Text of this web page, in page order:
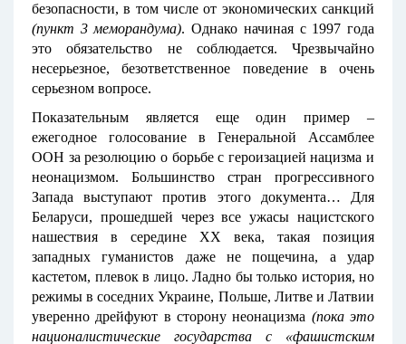
безопасности, в том числе от экономических санкций
(пункт 3 меморандума). Однако начиная с 1997 года
это обязательство не соблюдается. Чрезвычайно
несерьезное, безответственное поведение в очень
серьезном вопросе.
Показательным является еще один пример –
ежегодное голосование в Генеральной Ассамблее
ООН за резолюцию о борьбе с героизацией нацизма и
неонацизмом. Большинство стран прогрессивного
Запада выступают против этого документа… Для
Беларуси, прошедшей через все ужасы нацистского
нашествия в середине XX века, такая позиция
западных гуманистов даже не пощечина, а удар
кастетом, плевок в лицо. Ладно бы только история, но
режимы в соседних Украине, Польше, Литве и Латвии
уверенно дрейфуют в сторону неонацизма (пока это
националистические государства с «фашистским